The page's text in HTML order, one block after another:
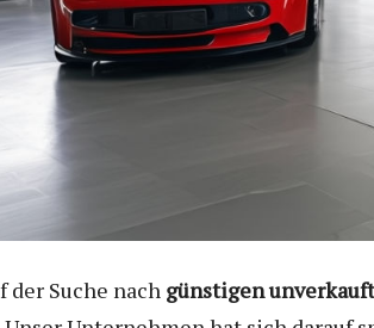
der Suche nach günstigen